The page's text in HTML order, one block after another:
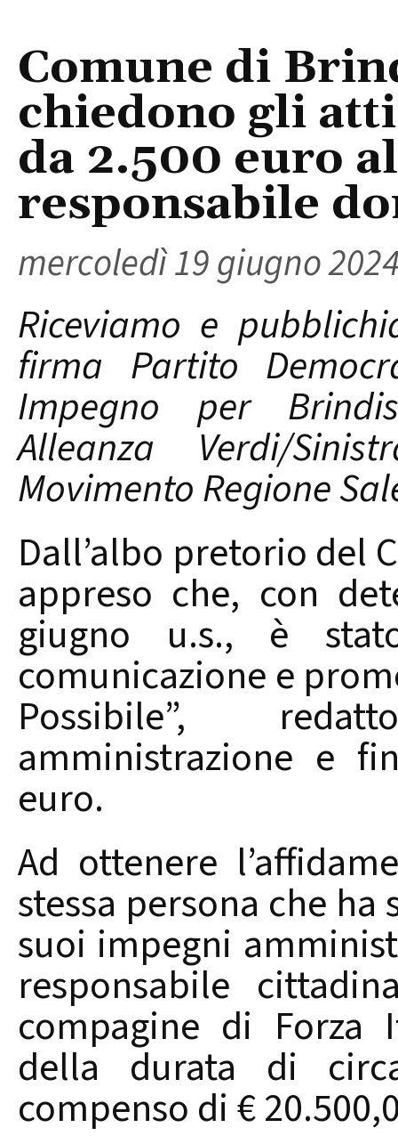
Comune di
chiedono gli
da 2.500 euro
responsabile
mercoledì 19 giugno
Riceviamo e
firma Partito
Impegno per
Alleanza Verdi/
Movimento Regione
Dall’albo pretorio del
appreso che, con
giugno u.s., è
comunicazione e
Possibile”,
amministrazione e
euro.
Ad ottenere
stessa persona che
suoi impegni
responsabile
compagine di Forza
della durata di
compenso di €